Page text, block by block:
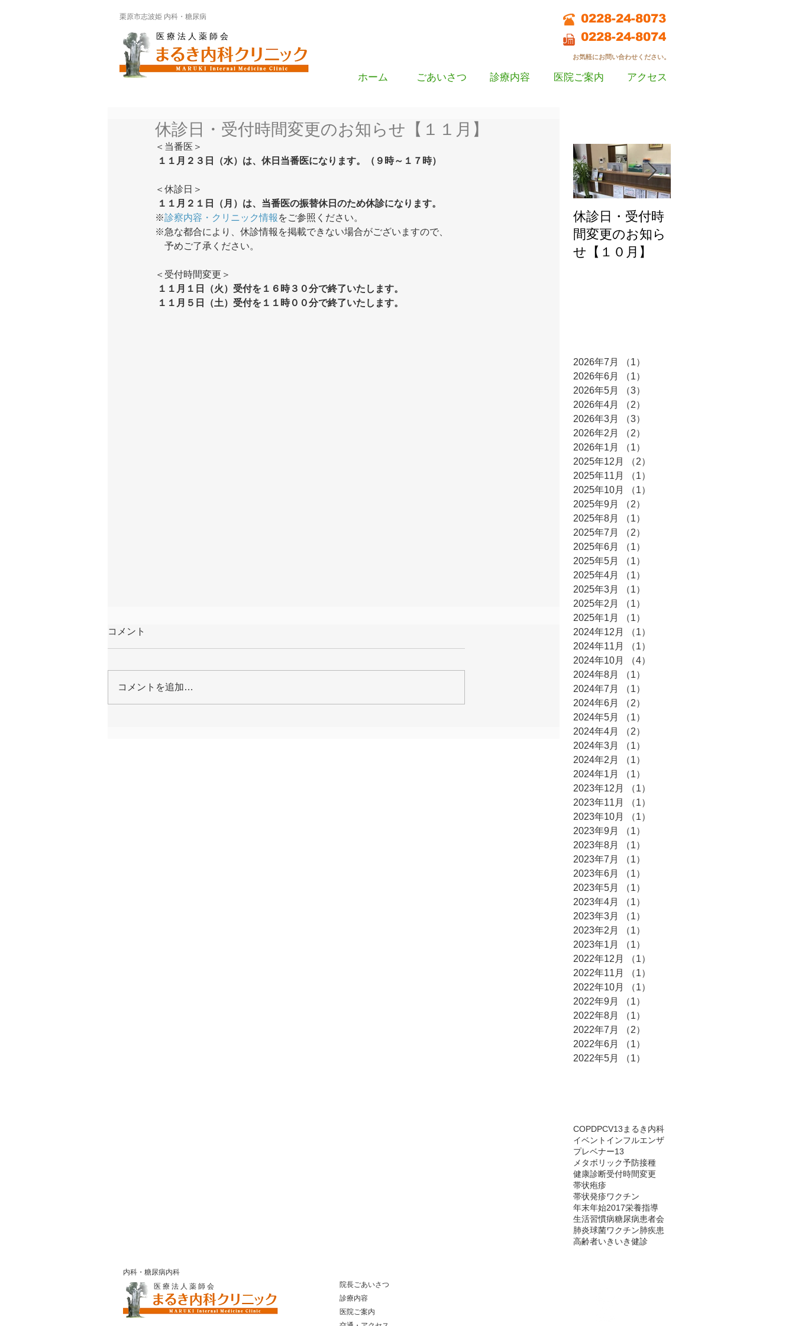
栗原市志波姫 内科・糖尿病
医 療 法 人 薬 師 会
0228-24-8073
0228-24-8074
お気軽にお問い合わせください。
ホーム ごあいさつ 診療内容 医院ご案内 アクセス
休診日・受付時間変更のお知らせ【１１月】
＜当番医＞
１１月２３日（水）は、休日当番医になります。（９時～１７時）
＜休診日＞
１１月２１日（月）は、当番医の振替休日のため休診になります。
※診察内容・クリニック情報 をご参照ください。
※急な都合により、休診情報を掲載できない場合がございますので、
予めご了承ください。
＜受付時間変更＞
１１月１日（火）受付を１６時３０分で終了いたします。
１１月５日（土）受付を１１時００分で終了いたします。
コメント
コメントを追加…
休診日・受付時
間変更のお知ら
せ【１０月】
2026年7月 （1）
2026年6月
（1）
2026年5月
（3）
2026年4月
（2）
2026年3月
（3）
2026年2月
（2）
2026年1月
（1）
2025年12月
（2）
2025年11月
（1）
2025年10月
（1）
2025年9月
（2）
2025年8月
（1）
2025年7月
（2）
2025年6月
（1）
2025年5月
（1）
2025年4月
（1）
2025年3月
（1）
2025年2月
（1）
2025年1月
（1）
2024年12月
（1）
2024年11月
（1）
2024年10月
（4）
2024年8月
（1）
2024年7月
（1）
2024年6月
（2）
2024年5月
（1）
2024年4月
（2）
2024年3月
（1）
2024年2月
（1）
2024年1月
（1）
2023年12月
（1）
2023年11月
（1）
2023年10月
（1）
2023年9月
（1）
2023年8月
（1）
2023年7月
（1）
2023年6月
（1）
2023年5月
（1）
2023年4月
（1）
2023年3月
（1）
2023年2月
（1）
2023年1月
（1）
2022年12月
（1）
2022年11月
（1）
2022年10月
（1）
2022年9月
（1）
2022年8月
（1）
2022年7月
（2）
2022年6月
（1）
2022年5月
（1）
COPDPCV13 まるき内科
イベント インフルエンザ
プレベナー13
メタボリック予防接種
健康診断受付時間変更
帯状疱疹
帯状発疹ワクチン
年末年始2017栄養指導
生活習慣病糖尿病患者会
肺炎球菌ワクチン肺疾患
高齢者いきいき健診
内科・糖尿病内科
医 療 法 人 薬 師 会
院長ごあいさつ
診療内容
医院ご案内